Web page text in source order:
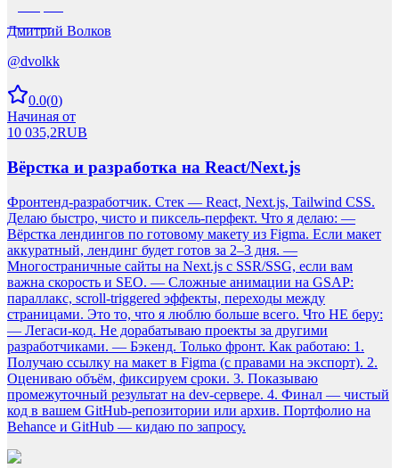
Дмитрий Волков
@dvolkk
0.0(0)
Начиная от
10 035,2RUB
Вёрстка и разработка на React/Next.js
Фронтенд-разработчик. Стек — React, Next.js, Tailwind CSS.
Делаю быстро, чисто и пиксель-перфект. Что я делаю: —
Вёрстка лендингов по готовому макету из Figma. Если макет
аккуратный, лендинг будет готов за 2–3 дня. —
Многостраничные сайты на Next.js с SSR/SSG, если вам
важна скорость и SEO. — Сложные анимации на GSAP:
параллакс, scroll-triggered эффекты, переходы между
страницами. Это то, что я люблю больше всего. Что НЕ беру:
— Легаси-код. Не дорабатываю проекты за другими
разработчиками. — Бэкенд. Только фронт. Как работаю: 1.
Получаю ссылку на макет в Figma (с правами на экспорт). 2.
Оцениваю объём, фиксируем сроки. 3. Показываю
промежуточный результат на dev-сервере. 4. Финал — чистый
код в вашем GitHub-репозитории или архив. Портфолио на
Behance и GitHub — кидаю по запросу.